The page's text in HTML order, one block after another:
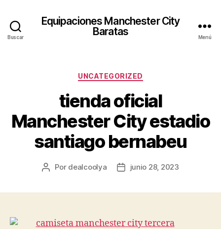
Buscar
Equipaciones Manchester City
Baratas
Menú
Categorías
UNCATEGORIZED
tienda oficial
Manchester City estadio
santiago bernabeu
Autor
Por dealcoolya
Fechajunio 28, 2023